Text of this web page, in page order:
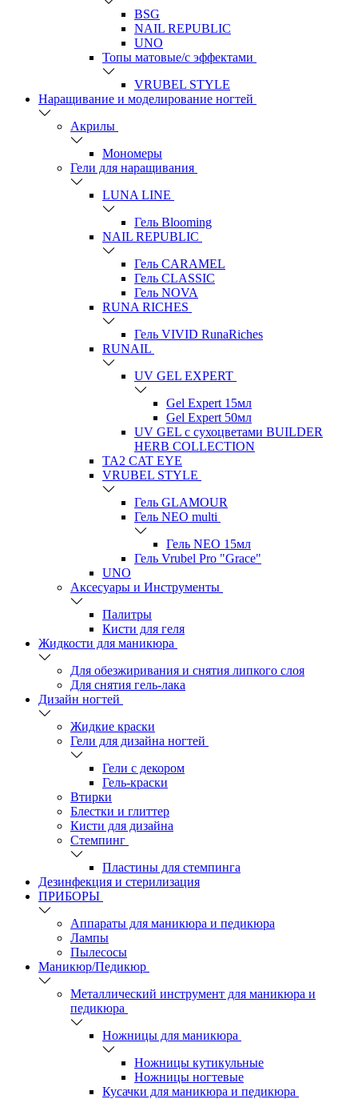
BSG
NAIL REPUBLIC
UNO
Топы матовые/с эффектами
VRUBEL STYLE
Наращивание и моделирование ногтей
Акрилы
Мономеры
Гели для наращивания
LUNA LINE
Гель Blooming
NAIL REPUBLIC
Гель CARAMEL
Гель CLASSIC
Гель NOVA
RUNA RICHES
Гель VIVID RunaRiches
RUNAIL
UV GEL EXPERT
Gel Expert 15мл
Gel Expert 50мл
UV GEL с сухоцветами BUILDER
HERB COLLECTION
TA2 CAT EYE
VRUBEL STYLE
Гель GLAMOUR
Гель NEO multi
Гель NEO 15мл
Гель Vrubel Pro "Grace"
UNO
Аксесуары и Инструменты
Палитры
Кисти для геля
Жидкости для маникюра
Для обезжиривания и снятия липкого слоя
Для снятия гель-лака
Дизайн ногтей
Жидкие краски
Гели для дизайна ногтей
Гели с декором
Гель-краски
Втирки
Блестки и глиттер
Кисти для дизайна
Стемпинг
Пластины для стемпинга
Дезинфекция и стерилизация
ПРИБОРЫ
Аппараты для маникюра и педикюра
Лампы
Пылесосы
Маникюр/Педикюр
Металлический инструмент для маникюра и
педикюра
Ножницы для маникюра
Ножницы кутикульные
Ножницы ногтевые
Кусачки для маникюра и педикюра